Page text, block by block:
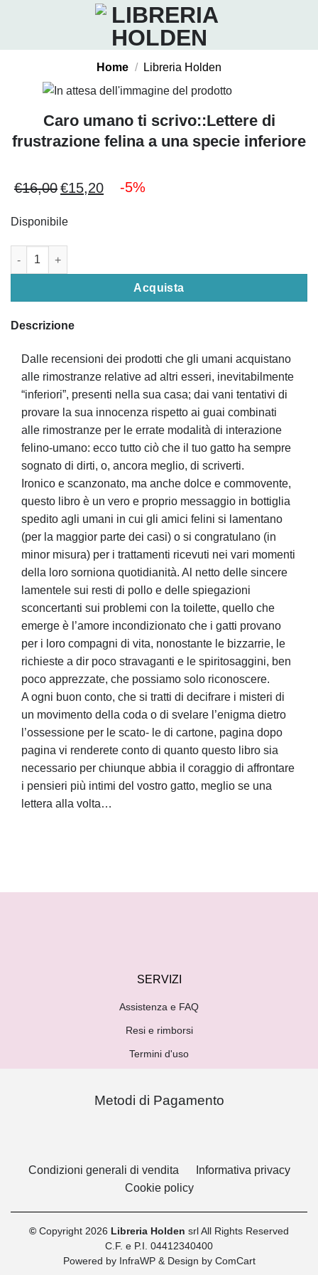
Home / Libreria Holden
Caro umano ti scrivo::Lettere di
frustrazione felina a una specie inferiore
€16,00 Il
originale
€16,00.
€15,20Il
-5%
Disponibile
Caro umano ti scrivo::Lettere di frustrazione felina a una
Acquista
Descrizione
Dalle recensioni dei prodotti che gli umani acquistano
alle rimostranze relative ad altri esseri, inevitabilmente
“inferiori”, presenti nella sua casa; dai vani tentativi di
provare la sua innocenza rispetto ai guai combinati
alle rimostranze per le errate modalità di interazione
felino-umano: ecco tutto ciò che il tuo gatto ha sempre
sognato di dirti, o, ancora meglio, di scriverti.
Ironico e scanzonato, ma anche dolce e commovente,
questo libro è un vero e proprio messaggio in bottiglia
spedito agli umani in cui gli amici felini si lamentano
(per la maggior parte dei casi) o si congratulano (in
minor misura) per i trattamenti ricevuti nei vari momenti
della loro sorniona quotidianità. Al netto delle sincere
lamentele sui resti di pollo e delle spiegazioni
sconcertanti sui problemi con la toilette, quello che
emerge è l’amore incondizionato che i gatti provano
per i loro compagni di vita, nonostante le bizzarrie, le
richieste a dir poco stravaganti e le spiritosaggini, ben
poco apprezzate, che possiamo solo riconoscere.
A ogni buon conto, che si tratti di decifrare i misteri di
un movimento della coda o di svelare l’enigma dietro
l’ossessione per le scato- le di cartone, pagina dopo
pagina vi renderete conto di quanto questo libro sia
necessario per chiunque abbia il coraggio di affrontare
i pensieri più intimi del vostro gatto, meglio se una
lettera alla volta…
SERVIZI
Assistenza e FAQ
Resi e rimborsi
Termini d'uso
Metodi di Pagamento
Condizioni generali di vendita
Informativa privacy
Cookie policy
© Copyright 2026 Libreria Holden srl All Rights Reserved
C.F. e P.I. 04412340400
Powered by InfraWP& Design by ComCart